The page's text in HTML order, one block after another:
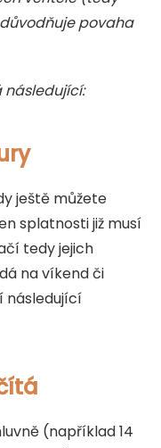
povaha
následující:
ještě můžete
splatnosti již musí
tedy jejich
na víkend či
následující
(například 14